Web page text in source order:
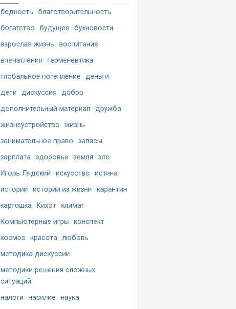
бедность
благотворительность
богатство
будущее
бухновости
взрослая жизнь
воспитание
впечатления
герменевтика
глобальное потепление
деньги
дети
дискуссия
добро
дополнительный материал
дружба
жизнеустройство
жизнь
занимательное право
запасы
зарплата здоровье земля
зло
Игорь Лядский
искусство
истина
истории
истории из жизни
карантин
картошка
Кихот климат
Компьютерные игры
конспект
космос красота любовь
методика дискуссии
методики решения сложных
ситуаций
налоги
насилие
наука